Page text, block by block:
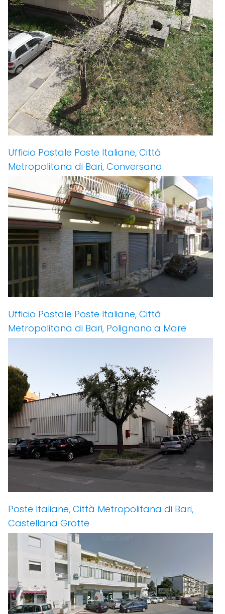
Ufficio Postale Poste Italiane, Città
Metropolitana di Bari, Conversano
Ufficio Postale Poste Italiane, Città
Metropolitana di Bari, Polignano a Mare
Poste Italiane, Città Metropolitana di Bari,
Castellana Grotte